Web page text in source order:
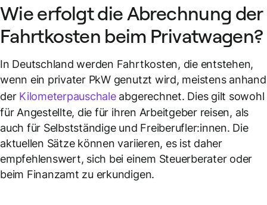
Wie erfolgt die Abrechnung der
Fahrtkosten beim Privatwagen?
In Deutschland werden Fahrtkosten, die entstehen,
wenn ein privater PkW genutzt wird, meistens anhand
der Kilometerpauschaleabgerechnet. Dies gilt sowohl
für Angestellte, die für ihren Arbeitgeber reisen, als
auch für Selbstständige und Freiberufler:innen. Die
aktuellen Sätze können variieren, es ist daher
empfehlenswert, sich bei einem Steuerberater oder
beim Finanzamt zu erkundigen.